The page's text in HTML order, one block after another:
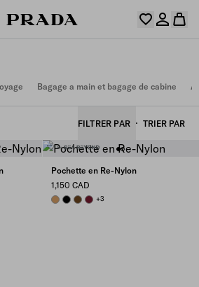
votre panier est vide
votre panier est vide
ou créez un compte personnel.
favoris et créez votre sélection
ici.
ou créez un compte personnel.
Bagage a main et bagage de cabine
FILTRER PAR TRIER PAR
Pochette en Re-Nylon
1,150 CAD
CAMEL BROWN
BLACKBRANDY
BURGUNDY
+3